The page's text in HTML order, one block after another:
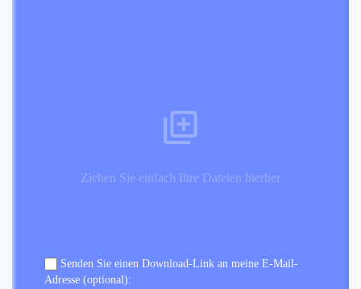
Ziehen Sie einfach Ihre Dateien hierher
Senden Sie einen Download-Link an meine E-Mail-
Adresse (optional):